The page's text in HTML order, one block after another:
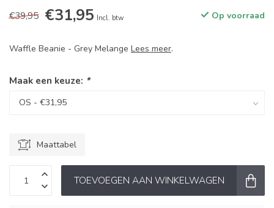
€39,95 €31,95 Incl. btw Op voorraad
Waffle Beanie - Grey Melange Lees meer.
Maak een keuze: *
Maattabel
TOEVOEGEN AAN WINKELWAGEN